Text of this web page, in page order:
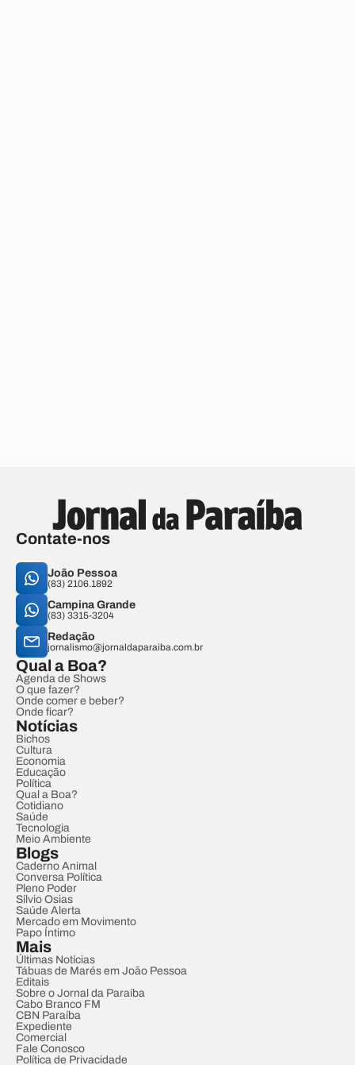
Contate-nos
João Pessoa
(83) 2106.1892
Campina Grande
(83) 3315-3204
Redação
jornalismo@jornaldaparaiba.com.br
Qual a Boa?
Agenda de Shows
O que fazer?
Onde comer e beber?
Onde ficar?
Notícias
Bichos
Cultura
Economia
Educação
Política
Qual a Boa?
Cotidiano
Saúde
Tecnologia
Meio Ambiente
Blogs
Caderno Animal
Conversa Política
Pleno Poder
Sílvio Osias
Saúde Alerta
Mercado em Movimento
Papo Íntimo
Mais
Últimas Notícias
Tábuas de Marés em João Pessoa
Editais
Sobre o Jornal da Paraíba
Cabo Branco FM
CBN Paraíba
Expediente
Comercial
Fale Conosco
Política de Privacidade